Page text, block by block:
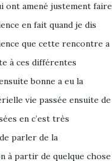
ont amené justement faire
en fait quand je dis
que cette rencontre a
à ces différentes
bonne a eu la
vie passée ensuite de
en c’est très
parler de la
à partir de quelque chose